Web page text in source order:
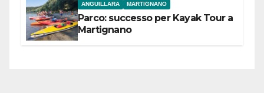
ANGUILLARA MARTIGNANO
Parco: successo per Kayak Tour a
Martignano